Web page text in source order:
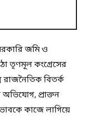
জমি ও
তৃণমূল কংগ্রেসের
রাজনৈতিক বিতর্ক
অভিযোগ, প্রাক্তন
কাজে লাগিয়ে